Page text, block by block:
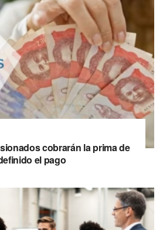
cobrarán la prima de
el pago